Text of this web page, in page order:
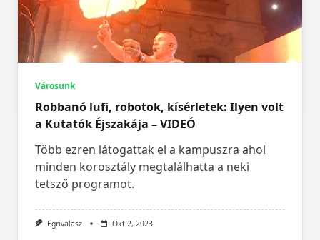
Ahogy az elmúlt években, úgy idén is
folyamatosan beszámolunk majd a várható
programokról.
Egrivalasz
Városunk
Robbanó lufi, robotok, kísérletek: Ilyen volt
a Kutatók Éjszakája – VIDEÓ
Több ezren látogattak el a kampuszra ahol
minden korosztály megtalálhatta a neki
tetsző programot.
Egrivalasz Okt 2, 2023